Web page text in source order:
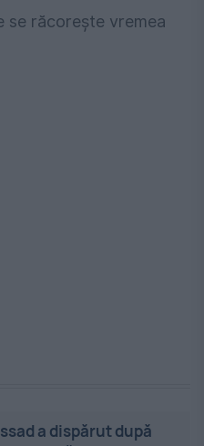
se răcorește vremea
a dispărut după